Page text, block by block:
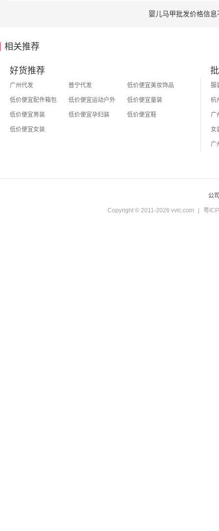
婴儿马甲批发价格信
相关推荐
好货推荐
广州代发 普宁代发 低价便宜美妆饰品
低价便宜配件箱包 低价便宜运动户外 低价便宜童装
低价便宜男装 低价便宜孕妇装 低价便宜鞋
低价便宜女装
公
Copyright © 2011-2026 vvic.com | 粤